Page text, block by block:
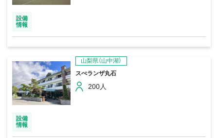
設備
情報
山梨県（山中湖）
スぺランザ丸石
200人
設備
情報